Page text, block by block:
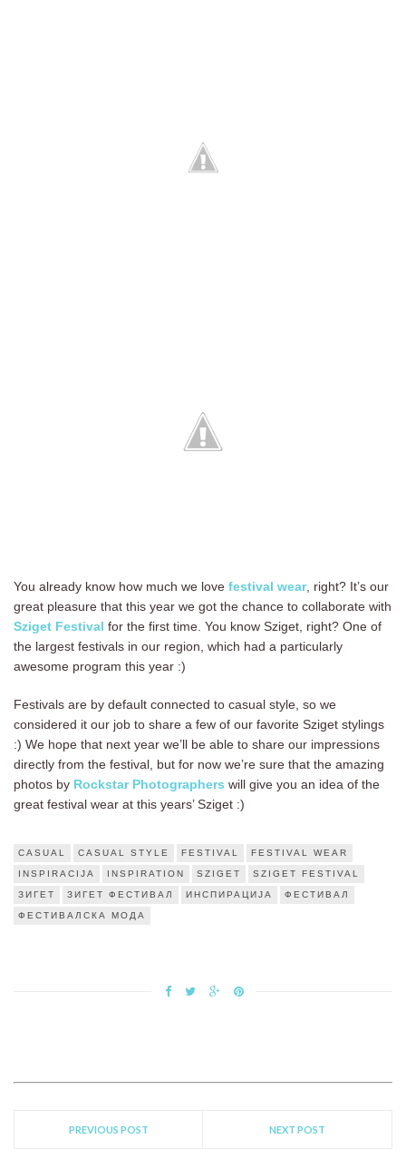
You already know how much we love festival wear, right? It’s our
great pleasure that this year we got the chance to collaborate with
Sziget Festival for the first time. You know Sziget, right? One of
the largest festivals in our region, which had a particularly
awesome program this year :)
Festivals are by default connected to casual style, so we
considered it our job to share a few of our favorite Sziget stylings
:) We hope that next year we’ll be able to share our impressions
directly from the festival, but for now we’re sure that the amazing
photos by Rockstar Photographers will give you an idea of the
great festival wear at this years’ Sziget :)
CASUAL CASUAL STYLE FESTIVAL FESTIVAL WEAR
INSPIRACIJA INSPIRATION SZIGET SZIGET FESTIVAL
ЗИГЕТ ЗИГЕТ ФЕСТИВАЛ ИНСПИРАЦИЈА ФЕСТИВАЛ
ФЕСТИВАЛСКА МОДА
PREVIOUS POST NEXT POST